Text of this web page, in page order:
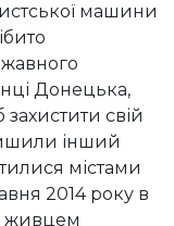
машини
Донецька,
свій
інший
містами
2014 року в
живцем